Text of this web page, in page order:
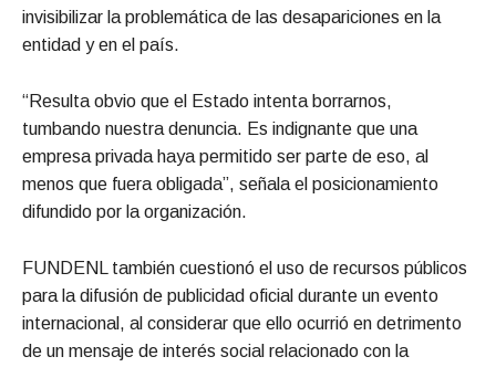
invisibilizar la problemática de las desapariciones en la
entidad y en el país.
“Resulta obvio que el Estado intenta borrarnos,
tumbando nuestra denuncia. Es indignante que una
empresa privada haya permitido ser parte de eso, al
menos que fuera obligada”, señala el posicionamiento
difundido por la organización.
FUNDENL también cuestionó el uso de recursos públicos
para la difusión de publicidad oficial durante un evento
internacional, al considerar que ello ocurrió en detrimento
de un mensaje de interés social relacionado con la